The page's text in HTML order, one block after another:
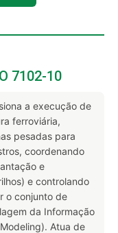
7102-10
a execução de
ferroviária,
pesadas para
coordenando
e
e controlando
o conjunto de
da Informação
Atua de